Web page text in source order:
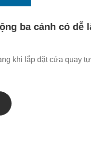
ba cánh có dễ
khi lắp đặt cửa quay